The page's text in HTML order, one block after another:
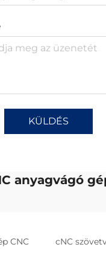
KÜLDÉS
anyagvágó
CNC cNC